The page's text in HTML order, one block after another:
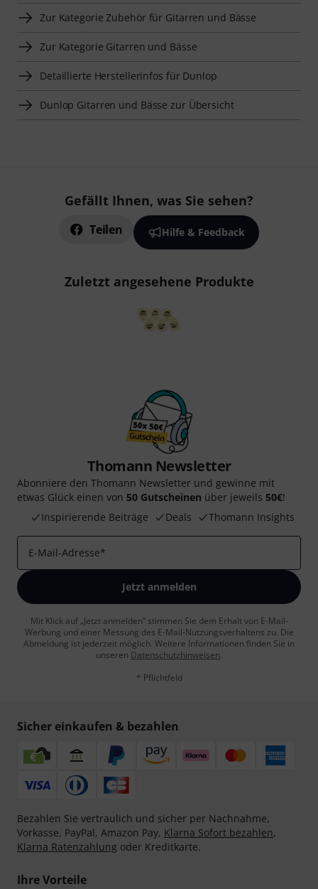
Zur Kategorie Zubehör für Gitarren und Bässe
Zur Kategorie Gitarren und Bässe
Detaillierte Herstellerinfos für Dunlop
Dunlop Gitarren und Bässe zur Übersicht
Gefällt Ihnen, was Sie sehen?
Teilen Hilfe & Feedback
Zuletzt angesehene Produkte
Thomann Newsletter
Abonniere den Thomann Newsletter und gewinne mit
etwas Glück einen von 50 Gutscheinen über jeweils 50€!
Inspirierende Beiträge
Deals Thomann Insights
E-Mail-Adresse*
Jetzt anmelden
Mit Klick auf „Jetzt anmelden“ stimmen Sie dem Erhalt von E-Mail-
Werbung und einer Messung des E-Mail-Nutzungsverhaltens zu. Die
Abmeldung ist jederzeit möglich. Weitere Informationen finden Sie in
unseren Datenschutzhinweisen.
* Pflichtfeld
Sicher einkaufen & bezahlen
Bezahlen Sie vertraulich und sicher per Nachnahme,
Vorkasse, PayPal, Amazon Pay, Klarna Sofort bezahlen,
Klarna Ratenzahlung oder Kreditkarte.
Ihre Vorteile